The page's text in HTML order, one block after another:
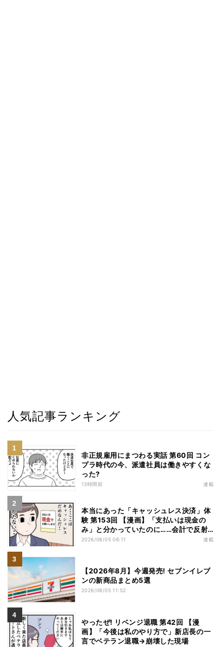
人気記事ランキング
非正規雇用にまつわる実話 第60回 コン
プラ時代の今、派遣社員は働きやすくな
った?
13時間前 連載
本当にあった「キャッシュレス決済」体
験 第153回 【漫画】「支払いは現金の
み」と分かっていたのに……会計で反射
的に出してしまったものは
2026/08/05 06:11 連載
【2026年8月】今週発売! セブンイレブ
ンの新商品まとめ5選
2026/08/05 11:52
やったぜ! リベンジ退職 第42回 【漫
画】「今後は私のやり方で」新店長の一
言でベテラン退職→崩壊した現場